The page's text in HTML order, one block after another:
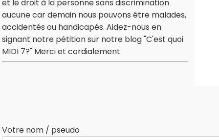
et le droit à la personne sans discrimination
aucune car demain nous pouvons être malades,
accidentés ou handicapés. Aidez-nous en
signant notre pétition sur notre blog "C'est quoi
MIDI 7?" Merci et cordialement
Votre nom / pseudo